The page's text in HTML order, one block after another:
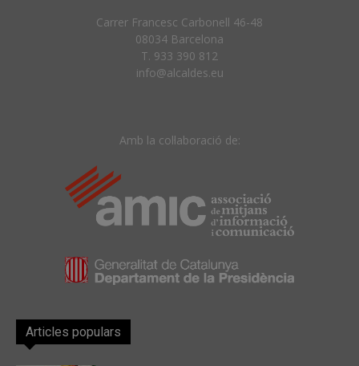
Carrer Francesc Carbonell 46-48
08034 Barcelona
T. 933 390 812
info@alcaldes.eu
Amb la col·laboració de:
Articles populars